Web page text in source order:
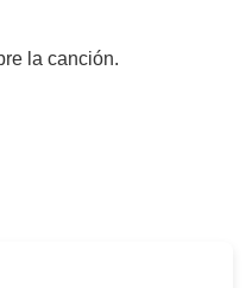
la canción.